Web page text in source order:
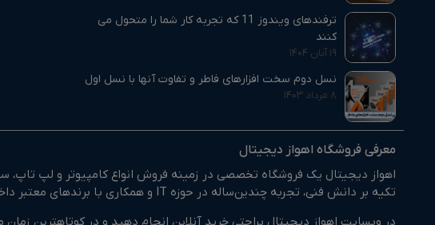
ترفندهای ویندوز 11 که تجربه کار شما را متحول می‌
کنند
۱۹ آبان ۱۴۰۴
نسل دوم سخت افزارهای فاطر و تفاوت آنها با نسل اول
۸ مرداد ۱۴۰۳
معرفی فروشگاه اهواز دیجیتال
اهواز دیجیتال یک فروشگاه تخصصی در زمینه فروش انواع کامپیوتر و لپ
تکیه بر دانش فنی، تجربه چندین‌ساله در حوزه IT و همکاری با برندهای معتبر داخلی و خارجی، بستری فراهم کرده‌ایم تا مشتریان بتوانند کالای مورد نیاز خود را با اطمینان انتخاب و خریداری کنند.
در وبسایت اهواز دیجیتال براحتی خرید آنلاین انجام دهید و در کوتاهترین زمان